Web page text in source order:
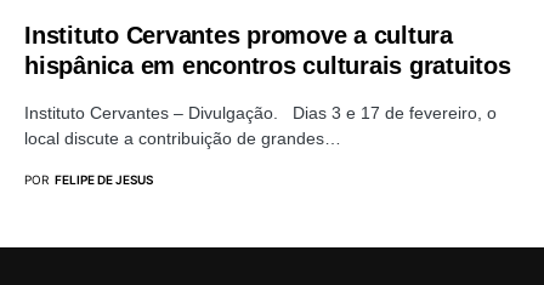
Instituto Cervantes promove a cultura
hispânica em encontros culturais gratuitos
Instituto Cervantes – Divulgação. Dias 3 e 17 de fevereiro, o
local discute a contribuição de grandes…
POR FELIPE DE JESUS